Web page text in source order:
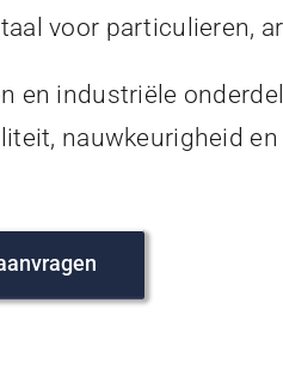
voor particulieren,
industriële
nauwkeurigheid